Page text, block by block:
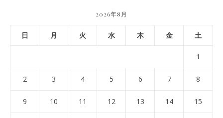
2026年8月
日 月 火 水 木 金 土
1
2 3 4 5 6 7 8
9 10 11 12 13 14 15